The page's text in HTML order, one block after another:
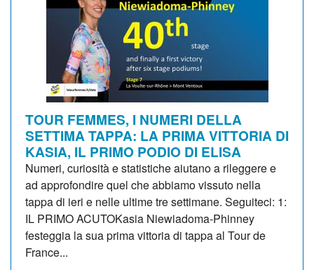
TOUR FEMMES, I NUMERI DELLA
SETTIMA TAPPA: LA PRIMA VITTORIA DI
KASIA, IL PRIMO PODIO DI ELISA
Numeri, curiosità e statistiche aiutano a rileggere e
ad approfondire quel che abbiamo vissuto nella
tappa di ieri e nelle ultime tre settimane. Seguiteci: 1:
IL PRIMO ACUTOKasia Niewiadoma-Phinney
festeggia la sua prima vittoria di tappa al Tour de
France...